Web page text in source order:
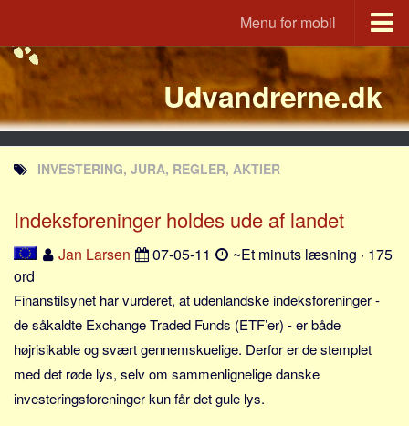
Menu for mobil
Portal
Udvandrerne.dk
Utvandrerne.no
Utvandrarna.se
Tyskland.dk
England.dk
JLKM.dk
Lande
Tyrkiet
Spanien
Udvandrerne.dk
INVESTERING, JURA, REGLER, AKTIER
Indeksforeninger holdes ude af landet
Jan Larsen 07-05-11
~Et minuts læsning · 175
ord
Finanstilsynet har vurderet, at udenlandske indeksforeninger -
de såkaldte Exchange Traded Funds (ETF’er) - er både
højrisikable og svært gennemskuelige. Derfor er de stemplet
med det røde lys, selv om sammenlignelige danske
investeringsforeninger kun får det gule lys.